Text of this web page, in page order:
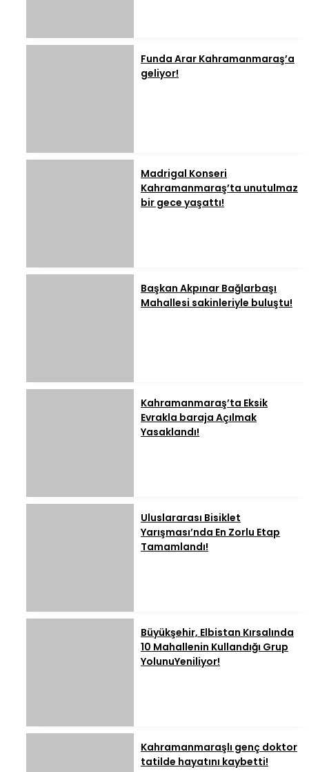
Funda Arar Kahramanmaraş’a
geliyor!
Madrigal Konseri
Kahramanmaraş’ta unutulmaz
bir gece yaşattı!
Başkan Akpınar Bağlarbaşı
Mahallesi sakinleriyle buluştu!
Kahramanmaraş’ta Eksik
Evrakla baraja Açılmak
Yasaklandı!
Uluslararası Bisiklet
Yarışması’nda En Zorlu Etap
Tamamlandı!
Büyükşehir, Elbistan Kırsalında
10 Mahallenin Kullandığı Grup
YolunuYeniliyor!
Kahramanmaraşlı genç doktor
tatilde hayatını kaybetti!